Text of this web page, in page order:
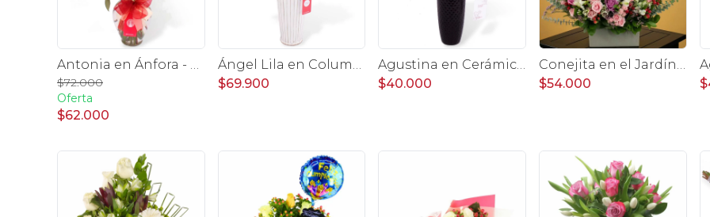
Antonia en Ánfora - florero con 18 rosas blanco e hypericum
$72.000
Oferta
$62.000
Ángel Lila en Columna - Rosas lilas y astromelias
$69.900
Agustina en Cerámica - Arreglo 10 rosas blanco y astromelias
$40.000
Conejita en el Jardín - Arreglo floral tonos rosa y conejita
$54.000